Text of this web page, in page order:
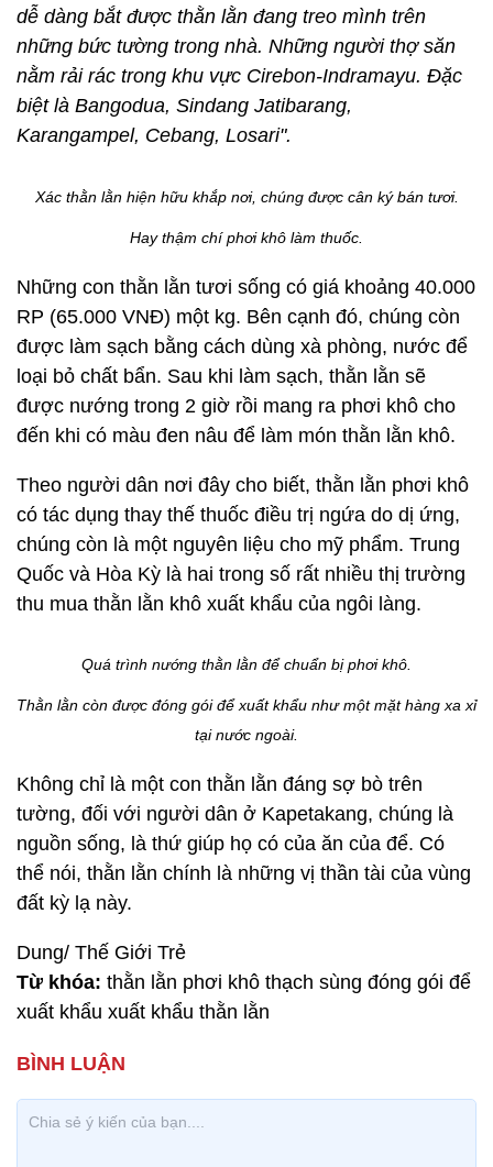
dễ dàng bắt được thằn lằn đang treo mình trên
những bức tường trong nhà. Những người thợ săn
nằm rải rác trong khu vực Cirebon-Indramayu. Đặc
biệt là Bangodua, Sindang Jatibarang,
Karangampel, Cebang, Losari".
Xác thằn lằn hiện hữu khắp nơi, chúng được cân ký bán tươi.
Hay thậm chí phơi khô làm thuốc.
Những con thằn lằn tươi sống có giá khoảng 40.000
RP (65.000 VNĐ) một kg. Bên cạnh đó, chúng còn
được làm sạch bằng cách dùng xà phòng, nước để
loại bỏ chất bẩn. Sau khi làm sạch, thằn lằn sẽ
được nướng trong 2 giờ rồi mang ra phơi khô cho
đến khi có màu đen nâu để làm món thằn lằn khô.
Theo người dân nơi đây cho biết, thằn lằn phơi khô
có tác dụng thay thế thuốc điều trị ngứa do dị ứng,
chúng còn là một nguyên liệu cho mỹ phẩm. Trung
Quốc và Hòa Kỳ là hai trong số rất nhiều thị trường
thu mua thằn lằn khô xuất khẩu của ngôi làng.
Quá trình nướng thằn lằn để chuẩn bị phơi khô.
Thằn lằn còn được đóng gói để xuất khẩu như một mặt hàng xa xỉ
tại nước ngoài.
Không chỉ là một con thằn lằn đáng sợ bò trên
tường, đối với người dân ở Kapetakang, chúng là
nguồn sống, là thứ giúp họ có của ăn của để. Có
thể nói, thằn lằn chính là những vị thần tài của vùng
đất kỳ lạ này.
Dung/ Thế Giới Trẻ
Từ khóa: thằn lằn phơi khô thạch sùng đóng gói để
xuất khẩu xuất khẩu thằn lằn